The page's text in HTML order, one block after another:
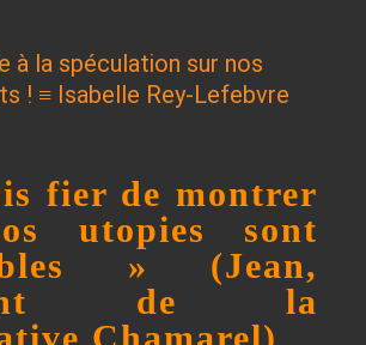
fier de montrer
utopies sont
» (Jean,
de la
Chamarel)